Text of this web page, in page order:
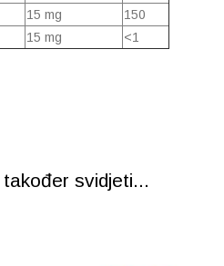
15 mg
150
15 mg <1
svidjeti...